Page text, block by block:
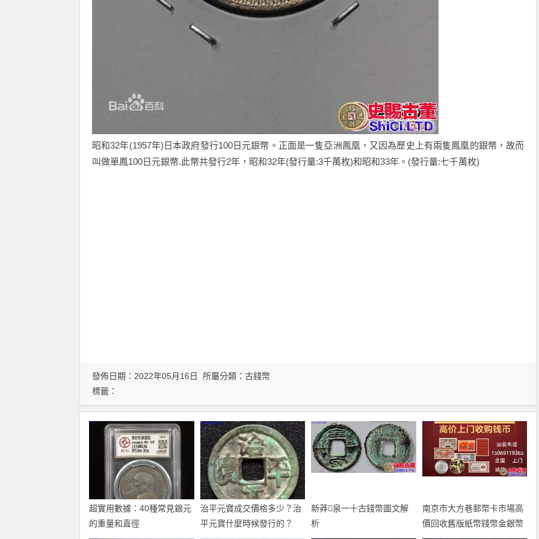
昭和32年(1957年)日本政府發行100日元銀幣。正面是一隻亞洲鳳凰，又因為歷史上有兩隻鳳凰的銀幣，故而
叫做單鳳100日元銀幣.此幣共發行2年，昭和32年(發行量:3千萬枚)和昭和33年。(發行量:七千萬枚)
發佈日期：2022年05月16日 所屬分類： 古錢幣
標籤：
超實用數據：40種常見銀元
的重量和直徑
治平元寶成交價格多少？治
平元寶什麼時候發行的？
新莽泉一十古錢幣圖文解
析
南京市大方巷郵幣卡市場高
價回收舊版紙幣錢幣金銀幣